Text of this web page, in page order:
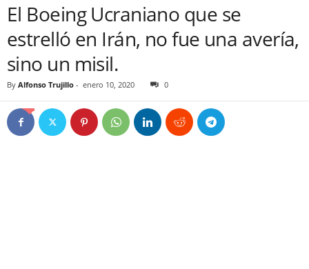
El Boeing Ucraniano que se
estrelló en Irán, no fue una avería,
sino un misil.
By Alfonso Trujillo - enero 10, 2020 0